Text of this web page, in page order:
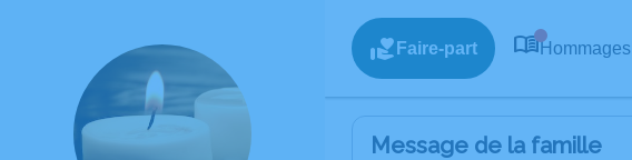
Faire-part Hommages
Message de la famille